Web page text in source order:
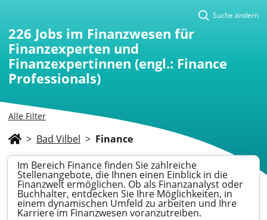
Alle Filter
Suche ändern
226 Jobs im Finanzwesen für
Finanzexperten und
Finanzexpertinnen (engl.: Finance
Professionals)
> Bad Vilbel > Finance
Im Bereich Finance finden Sie zahlreiche
Stellenangebote, die Ihnen einen Einblick in die
Finanzwelt ermöglichen. Ob als Finanzanalyst oder
Buchhalter, entdecken Sie Ihre Möglichkeiten, in
einem dynamischen Umfeld zu arbeiten und Ihre
Karriere im Finanzwesen voranzutreiben.